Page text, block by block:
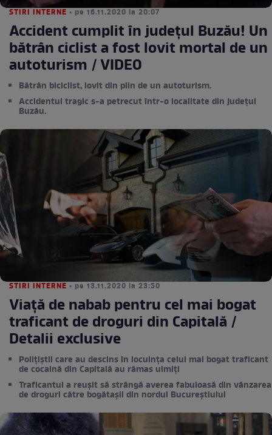
STIRI INTERNE • pe 16.11.2020 la 20:07
Accident cumplit în județul Buzău! Un
bătrân ciclist a fost lovit mortal de un
autoturism / VIDEO
Bătrân biciclist, lovit din plin de un autoturism.
Accidentul tragic s-a petrecut într-o localitate din județul
Buzău.
STIRI INTERNE • pe 13.11.2020 la 23:50
Viață de nabab pentru cel mai bogat
traficant de droguri din Capitală /
Detalii exclusive
Polițiștii care au descins în locuința celul mai bogat traficant
de cocaină din Capitală au rămas uimiți
Traficantul a reușit să strângă averea fabuloasă din vânzarea
de droguri către bogătașii din nordul Bucureștiului